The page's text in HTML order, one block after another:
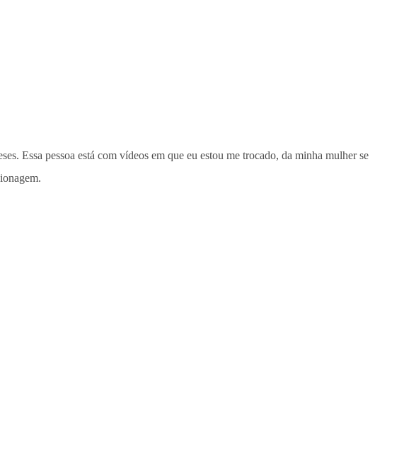
Essa pessoa está com vídeos em que eu estou me trocado, da minha mulher se